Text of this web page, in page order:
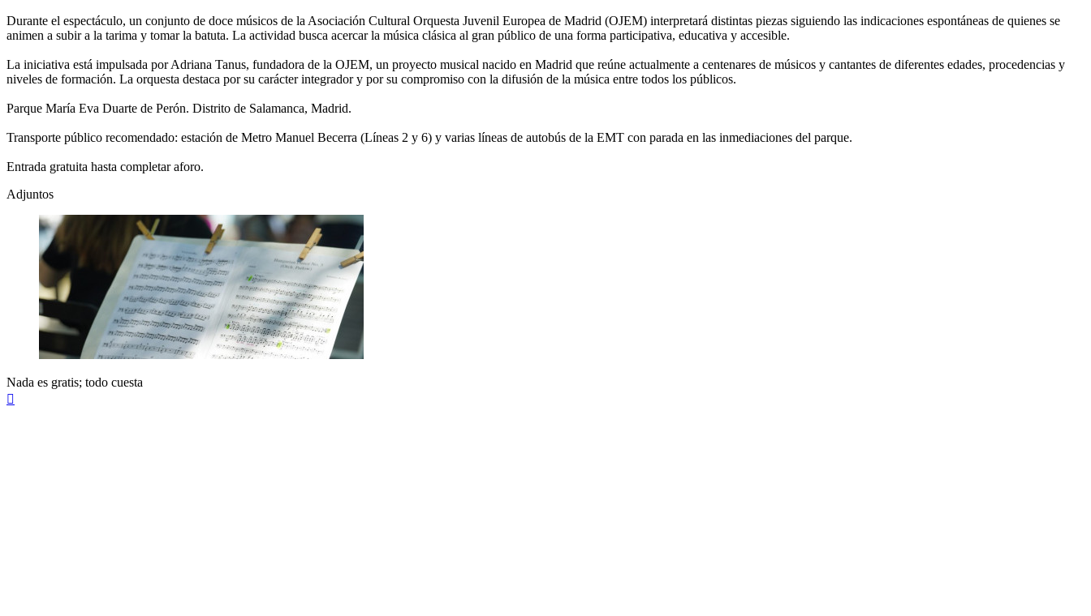
Durante el espectáculo, un conjunto de doce músicos de la Asociación Cultural Orquesta Juvenil Europea de Madrid (OJEM) interpretará distintas piezas siguiendo las indicaciones espontáneas de quienes se
animen a subir a la tarima y tomar la batuta. La actividad busca acercar la música clásica al gran público de una forma participativa, educativa y accesible.
La iniciativa está impulsada por Adriana Tanus, fundadora de la OJEM, un proyecto musical nacido en Madrid que reúne actualmente a centenares de músicos y cantantes de diferentes edades, procedencias y
niveles de formación. La orquesta destaca por su carácter integrador y por su compromiso con la difusión de la música entre todos los públicos.
Parque María Eva Duarte de Perón. Distrito de Salamanca, Madrid.
Transporte público recomendado: estación de Metro Manuel Becerra (Líneas 2 y 6) y varias líneas de autobús de la EMT con parada en las inmediaciones del parque.
Entrada gratuita hasta completar aforo.
Adjuntos
Nada es gratis; todo cuesta